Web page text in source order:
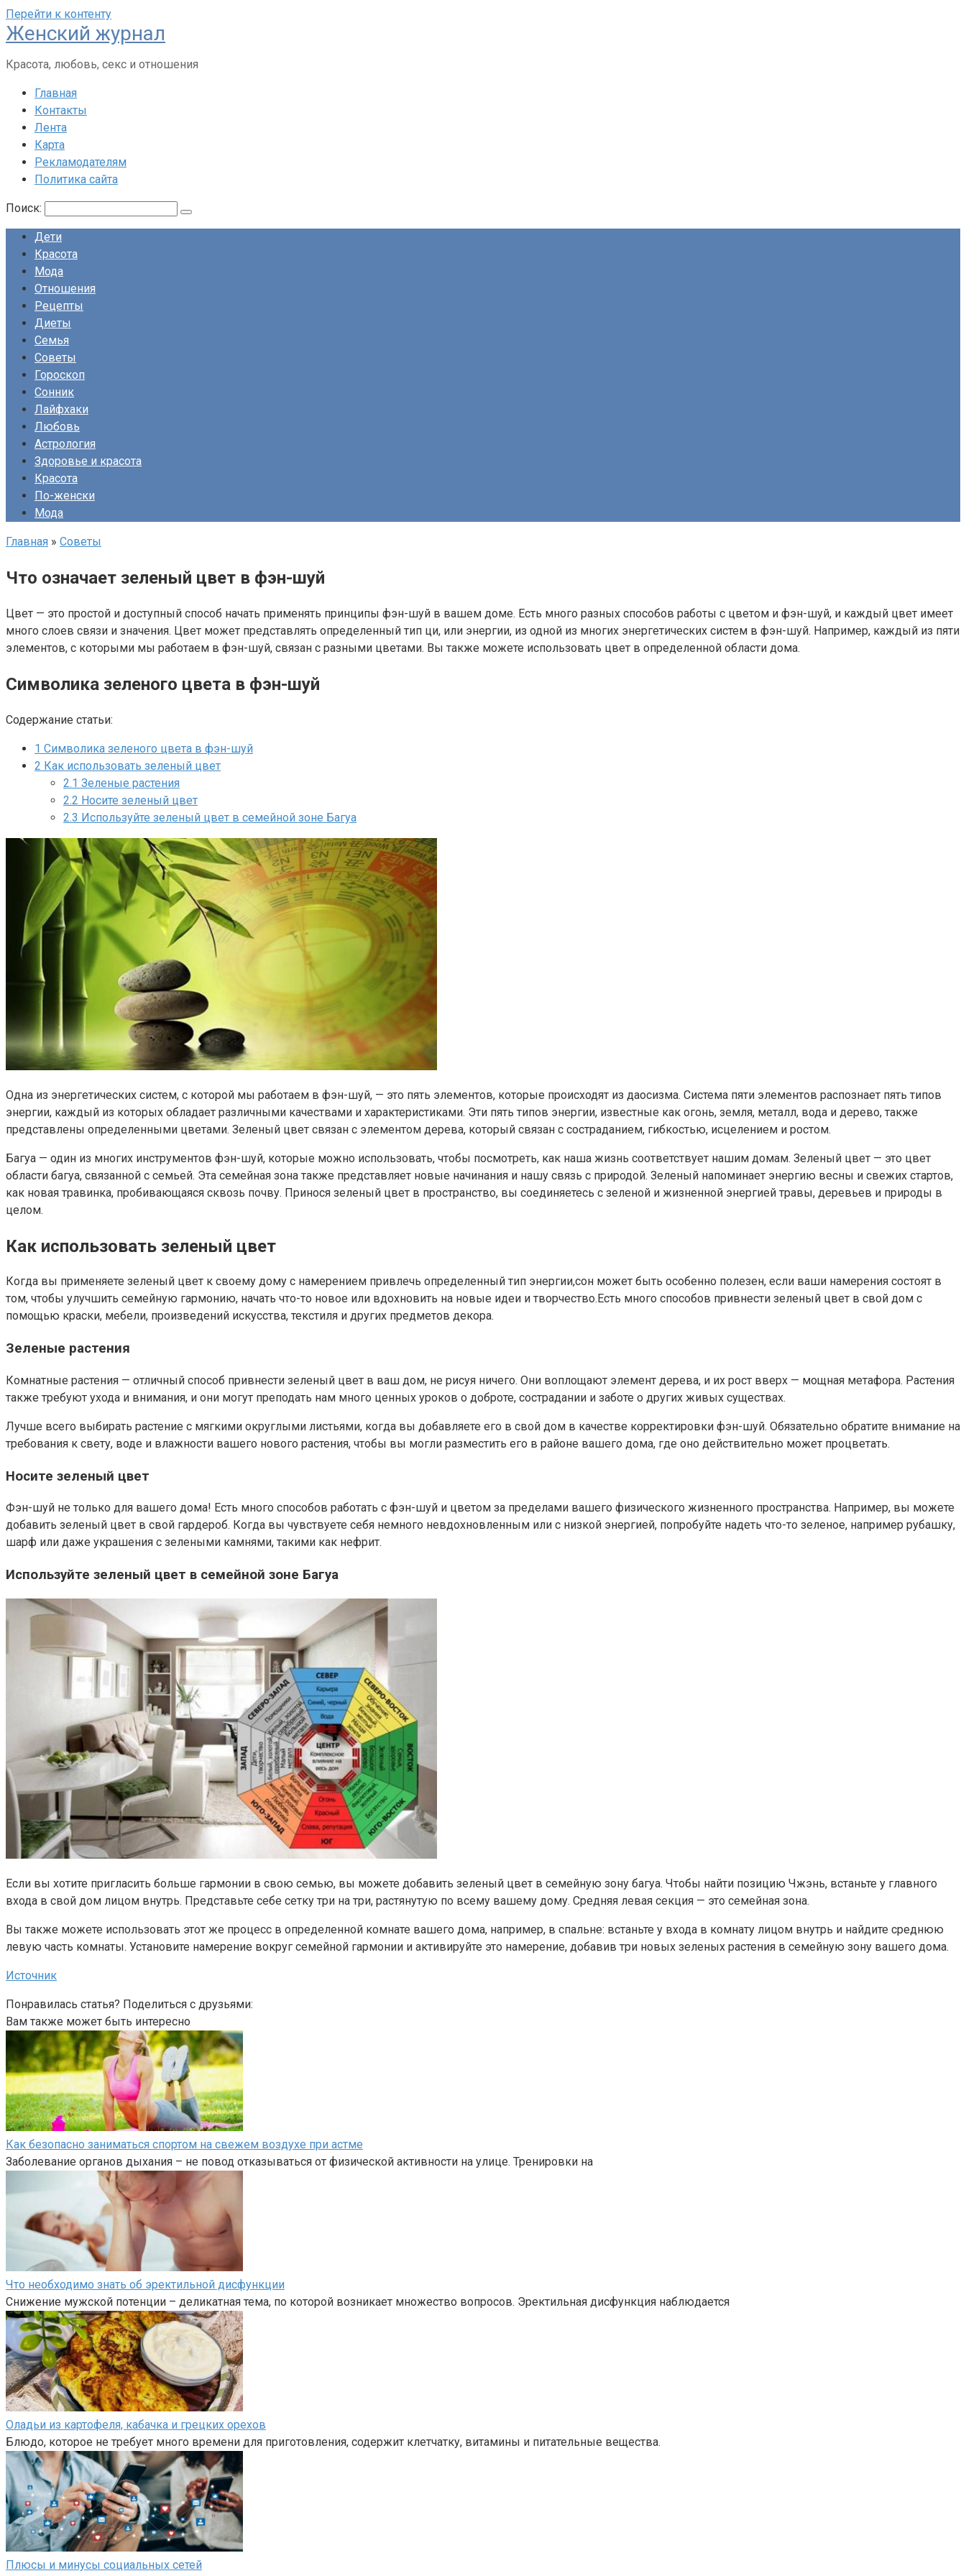
Перейти к контенту
Женский журнал
Красота, любовь, секс и отношения
Главная
Контакты
Лента
Карта
Рекламодателям
Политика сайта
Поиск:
Дети
Красота
Мода
Отношения
Рецепты
Диеты
Семья
Советы
Гороскоп
Сонник
Лайфхаки
Любовь
Астрология
Здоровье и красота
Красота
По-женски
Мода
Главная » Советы
Что означает зеленый цвет в фэн-шуй
Цвет — это простой и доступный способ начать применять принципы фэн-шуй в вашем доме. Есть много разных способов работы с цветом и фэн-шуй, и каждый цвет имеет
много слоев связи и значения. Цвет может представлять определенный тип ци, или энергии, из одной из многих энергетических систем в фэн-шуй. Например, каждый из пяти
элементов, с которыми мы работаем в фэн-шуй, связан с разными цветами. Вы также можете использовать цвет в определенной области дома.
Символика зеленого цвета в фэн-шуй
Содержание статьи:
1 Символика зеленого цвета в фэн-шуй
2 Как использовать зеленый цвет
2.1 Зеленые растения
2.2 Носите зеленый цвет
2.3 Используйте зеленый цвет в семейной зоне Багуа
Одна из энергетических систем, с которой мы работаем в фэн-шуй, — это пять элементов, которые происходят из даосизма. Система пяти элементов распознает пять типов
энергии, каждый из которых обладает различными качествами и характеристиками. Эти пять типов энергии, известные как огонь, земля, металл, вода и дерево, также
представлены определенными цветами. Зеленый цвет связан с элементом дерева, который связан с состраданием, гибкостью, исцелением и ростом.
Багуа — один из многих инструментов фэн-шуй, которые можно использовать, чтобы посмотреть, как наша жизнь соответствует нашим домам. Зеленый цвет — это цвет
области багуа, связанной с семьей. Эта семейная зона также представляет новые начинания и нашу связь с природой. Зеленый напоминает энергию весны и свежих стартов,
как новая травинка, пробивающаяся сквозь почву. Принося зеленый цвет в пространство, вы соединяетесь с зеленой и жизненной энергией травы, деревьев и природы в
целом.
Как использовать зеленый цвет
Когда вы применяете зеленый цвет к своему дому с намерением привлечь определенный тип энергии,сон может быть особенно полезен, если ваши намерения состоят в
том, чтобы улучшить семейную гармонию, начать что-то новое или вдохновить на новые идеи и творчество.Есть много способов привнести зеленый цвет в свой дом с
помощью краски, мебели, произведений искусства, текстиля и других предметов декора.
Зеленые растения
Комнатные растения — отличный способ привнести зеленый цвет в ваш дом, не рисуя ничего. Они воплощают элемент дерева, и их рост вверх — мощная метафора. Растения
также требуют ухода и внимания, и они могут преподать нам много ценных уроков о доброте, сострадании и заботе о других живых существах.
Лучше всего выбирать растение с мягкими округлыми листьями, когда вы добавляете его в свой дом в качестве корректировки фэн-шуй. Обязательно обратите внимание на
требования к свету, воде и влажности вашего нового растения, чтобы вы могли разместить его в районе вашего дома, где оно действительно может процветать.
Носите зеленый цвет
Фэн-шуй не только для вашего дома! Есть много способов работать с фэн-шуй и цветом за пределами вашего физического жизненного пространства. Например, вы можете
добавить зеленый цвет в свой гардероб. Когда вы чувствуете себя немного невдохновленным или с низкой энергией, попробуйте надеть что-то зеленое, например рубашку,
шарф или даже украшения с зелеными камнями, такими как нефрит.
Используйте зеленый цвет в семейной зоне Багуа
Если вы хотите пригласить больше гармонии в свою семью, вы можете добавить зеленый цвет в семейную зону багуа. Чтобы найти позицию Чжэнь, встаньте у главного
входа в свой дом лицом внутрь. Представьте себе сетку три на три, растянутую по всему вашему дому. Средняя левая секция — это семейная зона.
Вы также можете использовать этот же процесс в определенной комнате вашего дома, например, в спальне: встаньте у входа в комнату лицом внутрь и найдите среднюю
левую часть комнаты. Установите намерение вокруг семейной гармонии и активируйте это намерение, добавив три новых зеленых растения в семейную зону вашего дома.
Источник
Понравилась статья? Поделиться с друзьями:
Вам также может быть интересно
Как безопасно заниматься спортом на свежем воздухе при астме
Заболевание органов дыхания – не повод отказываться от физической активности на улице. Тренировки на
Что необходимо знать об эректильной дисфункции
Снижение мужской потенции – деликатная тема, по которой возникает множество вопросов. Эректильная дисфункция наблюдается
Оладьи из картофеля, кабачка и грецких орехов
Блюдо, которое не требует много времени для приготовления, содержит клетчатку, витамины и питательные вещества.
Плюсы и минусы социальных сетей